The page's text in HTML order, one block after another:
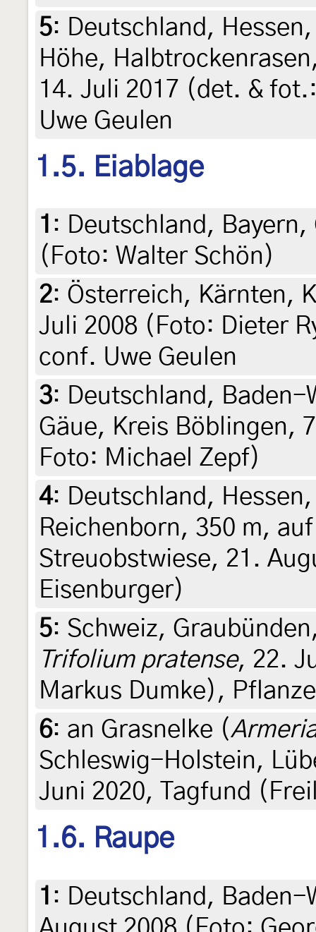
5: Deutschland,
Höhe,
14. Juli 2017 (det. &
Uwe Geulen
1.5. Eiablage
1 : Deutschland,
(Foto: Walter Schön)
2: Österreich, Kärnten,
Juli 2008 (Foto: Dieter
conf. Uwe Geulen
3: Deutschland,
Gäue, Kreis Böblingen,
Foto: Michael Zepf)
4: Deutschland,
Reichenborn, 350 m,
Streuobstwiese, 21.
Eisenburger)
5: Schweiz,
Trifolium pratense, 22.
Markus Dumke),
6: an Grasnelke (
Schleswig-Holstein,
Juni 2020, Tagfund
1.6. Raupe
1 : Deutschland,